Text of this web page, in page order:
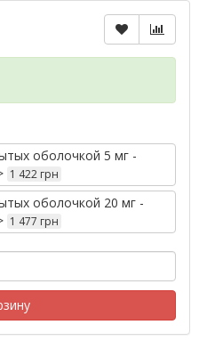
оболочкой 5 мг -
1 422 грн
оболочкой 20 мг -
1 477 грн